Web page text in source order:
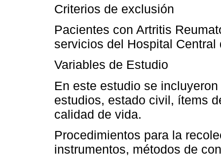
Criterios de exclusión
Pacientes con Artritis
servicios del Hospital
Variables de Estudio
En este estudio se
estudios, estado civil, ítems
calidad de vida.
Procedimientos para la
instrumentos, métodos de